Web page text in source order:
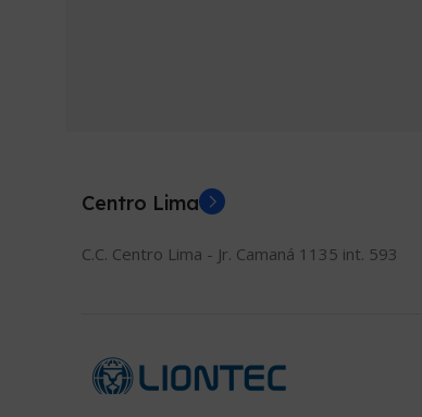
Centro Lima
C.C. Centro Lima - Jr. Camaná 1135 int. 593